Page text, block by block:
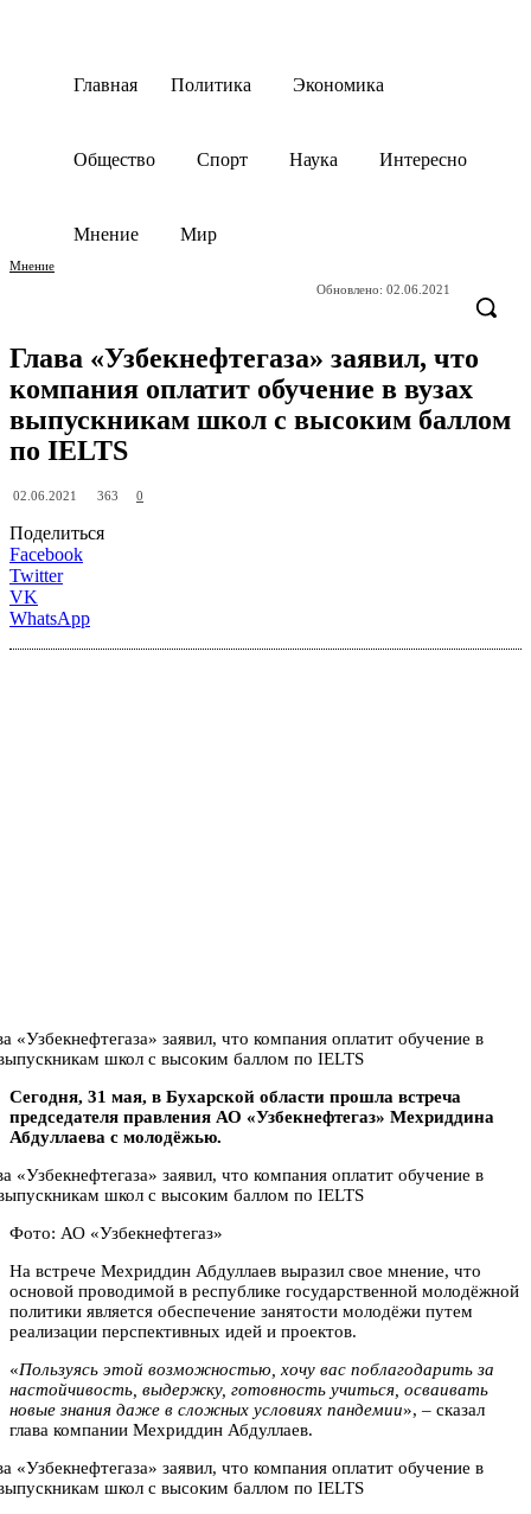
Главная Политика Экономика
Общество Спорт Наука Интересно
Мнение Мир
Мнение
Обновлено: 02.06.2021
Глава «Узбекнефтегаза» заявил, что
компания оплатит обучение в вузах
выпускникам школ с высоким баллом
по IELTS
02.06.2021 363 0
Поделиться
Facebook
Twitter
VK
WhatsApp
Сегодня, 31 мая, в Бухарской области прошла встреча
председателя правления АО «Узбекнефтегаз» Мехриддина
Абдуллаева с молодёжью.
Фото: АО «Узбекнефтегаз»
На встрече Мехриддин Абдуллаев выразил свое мнение, что
основой проводимой в республике государственной молодёжной
политики является обеспечение занятости молодёжи путем
реализации перспективных идей и проектов.
«Пользуясь этой возможностью, хочу вас поблагодарить за
настойчивость, выдержку, готовность учиться, осваивать
новые знания даже в сложных условиях пандемии», – сказал
глава компании Мехриддин Абдуллаев.